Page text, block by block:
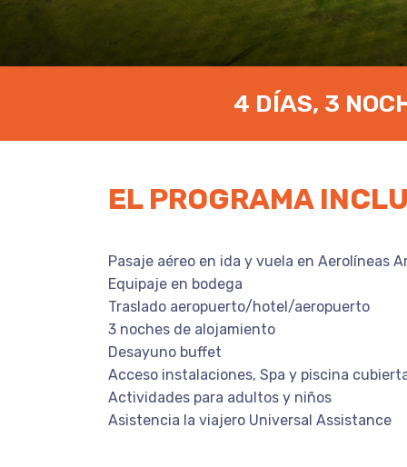
4 DÍAS, 3
EL PROGRAMA
Pasaje aéreo en ida y vuela en Aerolíneas
Equipaje en bodega
Traslado aeropuerto/hotel/aeropuerto
3 noches de alojamiento
Desayuno buffet
Acceso instalaciones, Spa y piscina
Actividades para adultos y niños
Asistencia la viajero Universal Assistance